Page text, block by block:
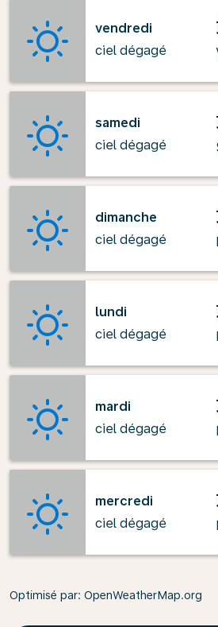
vendredi
ciel dégagé
samedi
ciel dégagé
dimanche
ciel dégagé
lundi
ciel dégagé
mardi
ciel dégagé
mercredi
ciel dégagé
Optimisé par: OpenWeatherMap.org